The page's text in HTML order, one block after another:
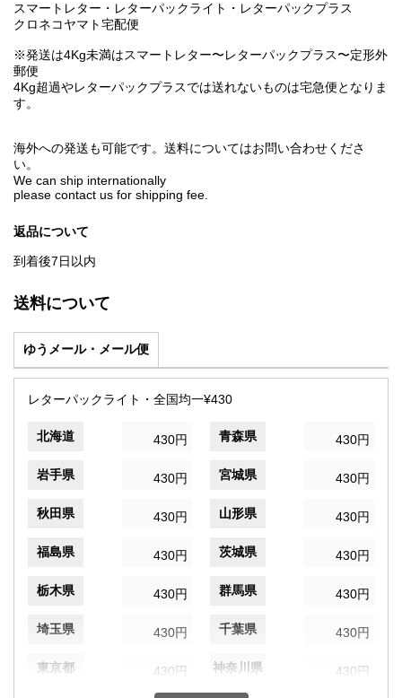
スマートレター・レターパックライト・レターパックプラス
クロネコヤマト宅配便
※発送は4Kg未満はスマートレター〜レターパックプラス〜定形外
郵便
4Kg超過やレターパックプラスでは送れないものは宅急便となりま
す。
海外への発送も可能です。送料についてはお問い合わせくださ
い。
We can ship internationally
please contact us for shipping fee.
返品について
到着後7日以内
送料について
ゆうメール・メール便
レターパックライト・全国均一¥430
北海道 430円 青森県 430円
岩手県 430円 宮城県 430円
秋田県 430円 山形県 430円
福島県 430円 茨城県 430円
栃木県 430円 群馬県 430円
埼玉県 430円 千葉県 430円
東京都 430円 神奈川県 430円